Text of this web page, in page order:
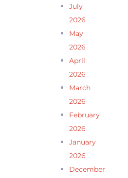
July
2026
May
2026
April
2026
March
2026
February
2026
January
2026
December